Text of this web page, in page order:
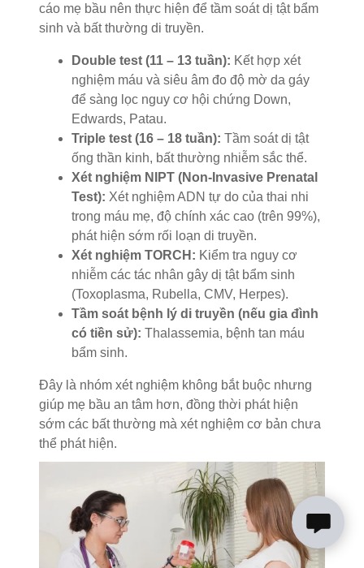
cáo mẹ bầu nên thực hiện để tầm soát dị tật bẩm
sinh và bất thường di truyền.
Double test (11 – 13 tuần): Kết hợp xét
nghiệm máu và siêu âm đo độ mờ da gáy
để sàng lọc nguy cơ hội chứng Down,
Edwards, Patau.
Triple test (16 – 18 tuần): Tầm soát dị tật
ống thần kinh, bất thường nhiễm sắc thể.
Xét nghiệm NIPT (Non-Invasive Prenatal
Test): Xét nghiệm ADN tự do của thai nhi
trong máu mẹ, độ chính xác cao (trên 99%),
phát hiện sớm rối loạn di truyền.
Xét nghiệm TORCH: Kiểm tra nguy cơ
nhiễm các tác nhân gây dị tật bẩm sinh
(Toxoplasma, Rubella, CMV, Herpes).
Tầm soát bệnh lý di truyền (nếu gia đình
có tiền sử): Thalassemia, bệnh tan máu
bẩm sinh.
Đây là nhóm xét nghiệm không bắt buộc nhưng
giúp mẹ bầu an tâm hơn, đồng thời phát hiện
sớm các bất thường mà xét nghiệm cơ bản chưa
thể phát hiện.